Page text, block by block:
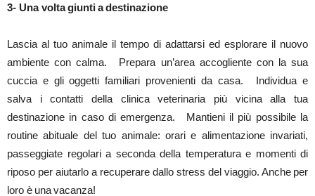
3- Una volta giunti a destinazione
Lascia al tuo animale il tempo di adattarsi ed esplorare il nuovo
ambiente con calma. Prepara un’area accogliente con la sua
cuccia e gli oggetti familiari provenienti da casa. Individua e
salva i contatti della clinica veterinaria più vicina alla tua
destinazione in caso di emergenza. Mantieni il più possibile la
routine abituale del tuo animale: orari e alimentazione invariati,
passeggiate regolari a seconda della temperatura e momenti di
riposo per aiutarlo a recuperare dallo stress del viaggio. Anche per
loro è una vacanza!